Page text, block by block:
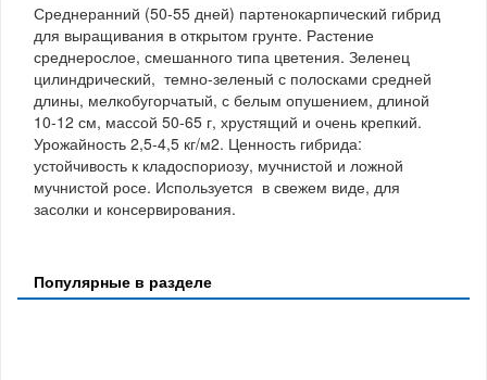
Среднеранний (50-55 дней) партенокарпический гибрид
для выращивания в открытом грунте. Растение
среднерослое, смешанного типа цветения. Зеленец
цилиндрический, темно-зеленый с полосками средней
длины, мелкобугорчатый, с белым опушением, длиной
10-12 см, массой 50-65 г, хрустящий и очень крепкий.
Урожайность 2,5-4,5 кг/м2. Ценность гибрида:
устойчивость к кладоспориозу, мучнистой и ложной
мучнистой росе. Используется в свежем виде, для
засолки и консервирования.
Популярные в разделе